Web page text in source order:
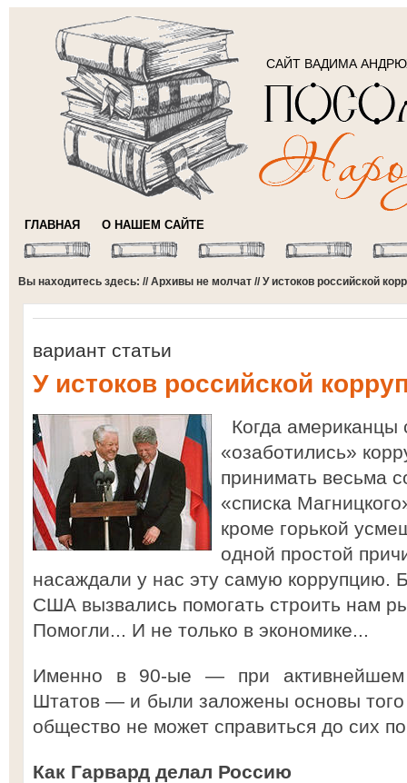
САЙТ ВАДИМА
ГЛАВНАЯ О НАШЕМ САЙТЕ
Вы находитесь здесь: //Архивы не молчат // У истоков российской
вариант статьи
У истоков российской
Когда американцы
«озаботились»
принимать весьма
«списка
кроме горькой
одной простой
насаждали у нас эту самую коррупцию.
США вызвались помогать строить нам
Помогли... И не только в экономике...
Именно в 90-ые — при активнейшем
Штатов — и были заложены основы
общество не может справиться до сих
Как Гарвард делал Россию